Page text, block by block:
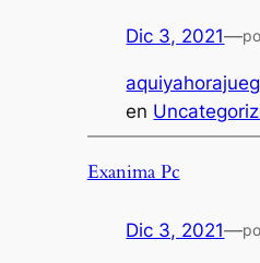
Dic 3, 2021—
en
Exanima Pc
Dic 3, 2021—